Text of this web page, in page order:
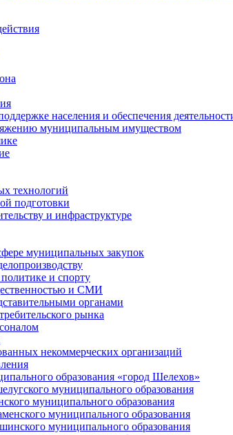
населения и обеспечения
муниципальным имуществом
технологий
подготовки
и инфраструктуре
муниципальных закупок
и спорту
и СМИ
органами
рынка
некоммерческих организаций
образования «город Шелехов»
муниципального образования
муниципального образования
муниципального образования
муниципального образования